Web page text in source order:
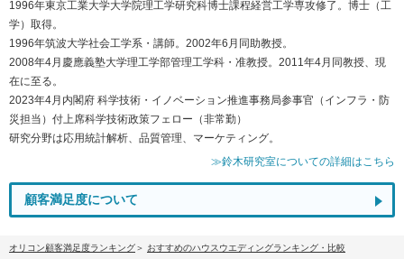
1996年東京工業大学大学院理工学研究科博士課程経営工学専攻修了。博士（工
学）取得。
1996年筑波大学社会工学系・講師。2002年6月同助教授。
2008年4月慶應義塾大学理工学部管理工学科・准教授。2011年4月同教授、現
在に至る。
2023年4月内閣府 科学技術・イノベーション推進事務局参事官（インフラ・防
災担当）付上席科学技術政策フェロー（非常勤）
研究分野は応用統計解析、品質管理、マーケティング。
≫鈴木研究室についての詳細はこちら
顧客満足度について
オリコン顧客満足度ランキング
おすすめのハウスウエディングランキング・比較